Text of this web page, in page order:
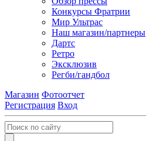
Конкурсы Фратрии
Мир Ультрас
Наш магазин/партнеры
Дартс
Ретро
Эксклюзив
Регби/гандбол
Магазин Фотоотчет
Регистрация Вход